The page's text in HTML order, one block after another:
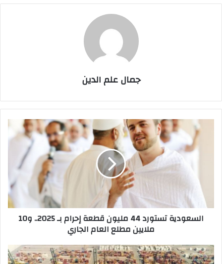
جمال علم الدين
السعودية
تستورد
و10
ملايين
الجاري
السعودية تستورد 44 مليون قطعة إحرام بـ 2025.. و10
ملايين مطلع العام الجاري
الصادرات
السلعية